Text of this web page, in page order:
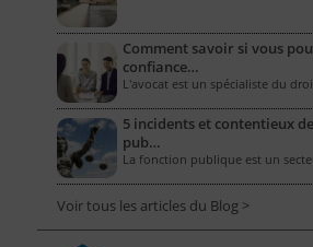
Comment savoir si vous
confiance…
L'avocat est un spécialiste du
5 incidents et contentieux
pub…
La fonction publique est un
Voir tous les articles du Blog >